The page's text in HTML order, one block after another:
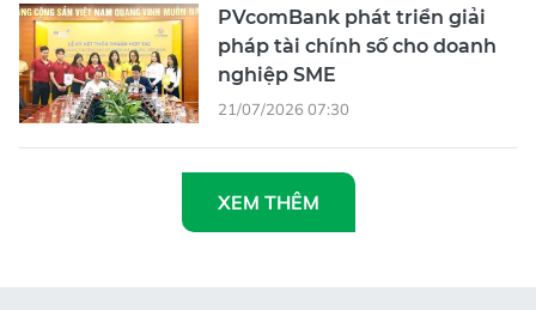
PVcomBank phát triển giải
pháp tài chính số cho doanh
nghiệp SME
21/07/2026 07:30
XEM THÊM